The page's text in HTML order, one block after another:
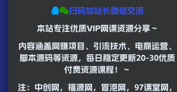
扫码加站长微信交流
本站专注优质VIP网课资源分享～
内容涵盖网赚项目、引流技术、电商运营、
脚本源码等资源，每日稳定更新20-30优质
付费资源课程！～
注：中创网，福源网，冒泡网，97课堂网，